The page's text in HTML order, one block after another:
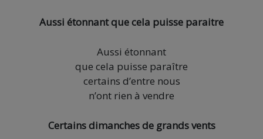
Aussi étonnant que cela puisse paraitre
Aussi étonnant
que cela puisse paraître
certains d’entre nous
n’ont rien à vendre
Certains dimanches de grands vents